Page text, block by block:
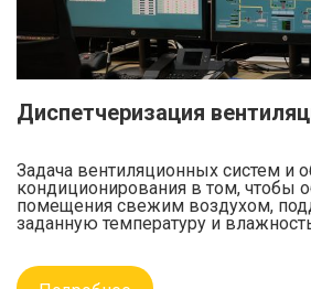
Диспетчеризация
Задача вентиляционных систем и
кондиционирования в том, чтобы
помещения свежим воздухом,
заданную температуру и